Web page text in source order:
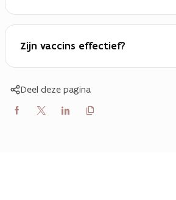
Zijn vaccins effectief?
Deel deze pagina
Delen
Delen
Delen
link